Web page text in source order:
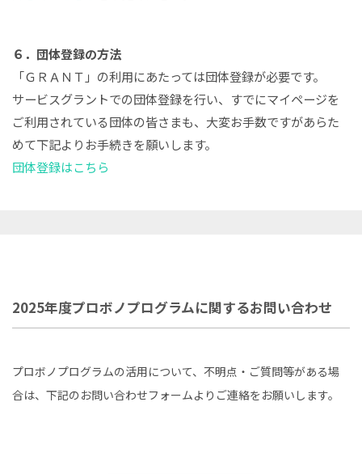
６．団体登録の方法
「ＧＲＡＮＴ」の利用にあたっては団体登録が必要です。
サービスグラントでの団体登録を行い、すでにマイページを
ご利用されている団体の皆さまも、大変お手数ですがあらた
めて下記よりお手続きを願いします。
団体登録はこちら
2025年度プロボノプログラムに関するお問い合わせ
プロボノプログラムの活用について、不明点・ご質問等がある場
合は、下記のお問い合わせフォームよりご連絡をお願いします。